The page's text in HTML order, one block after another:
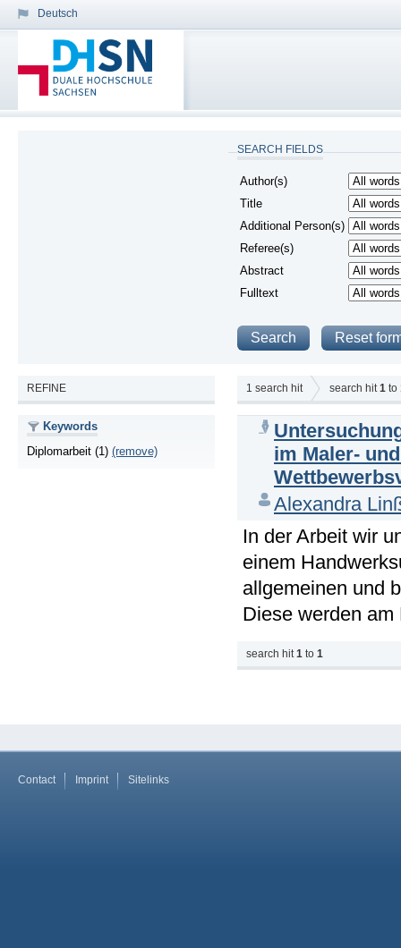
Deutsch
SEARCH FIELDS
Author(s)
Title
Additional Person(s)
Referee(s)
Abstract
Fulltext
REFINE
Keywords
Diplomarbeit (1) (remove)
1 search hit search hit 1 to
im Maler-
Alexandra
In der Arbeit wir
einem
allgemeinen und
Diese werden
search hit1 to 1
Contact Imprint Sitelinks